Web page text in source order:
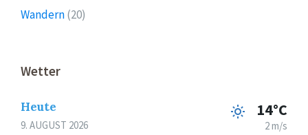
Wandern(20)
Wetter
Heute
9. AUGUST 2026
14°C
2 m/s